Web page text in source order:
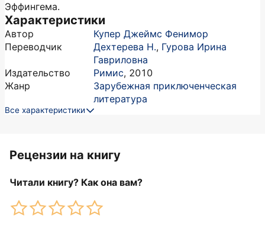
Эффингема.
Характеристики
Автор
Купер Джеймс Фенимор
Переводчик
Дехтерева Н., Гурова Ирина
Гавриловна
Издательство
Римис, 2010
Жанр
Зарубежная приключенческая
литература
Все характеристики
Рецензии на книгу
Читали книгу? Как она вам?